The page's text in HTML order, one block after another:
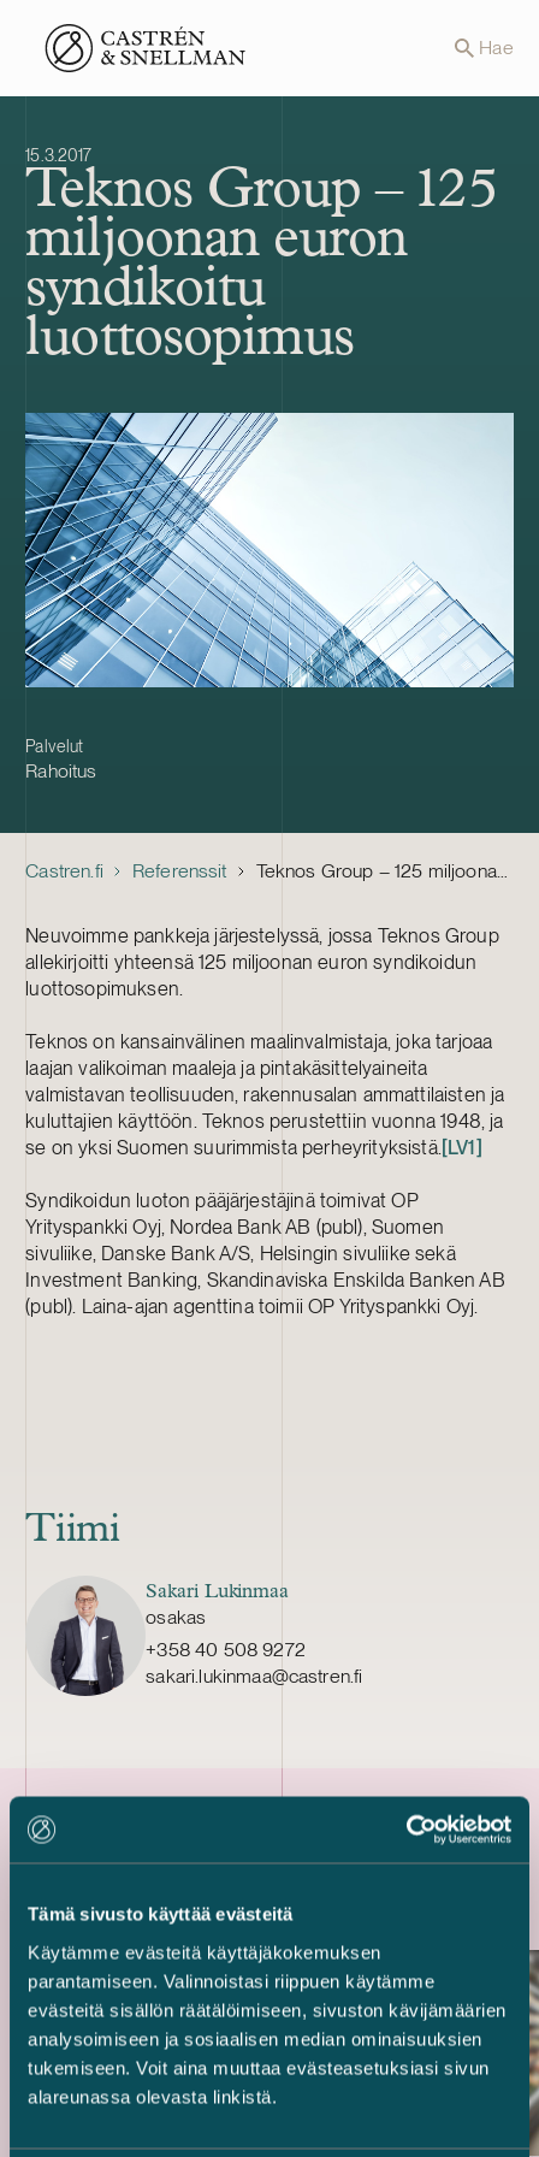
Tämä sivusto käyttää evästeitä
Käytämme evästeitä käyttäjäkokemuksen
parantamiseen. Valinnoistasi riippuen käytämme
evästeitä sisällön räätälöimiseen, sivuston kävijämäärien
analysoimiseen ja sosiaalisen median ominaisuuksien
tukemiseen. Voit aina muuttaa evästeasetuksiasi sivun
alareunassa olevasta linkistä.
Front page Hae
15.3.2017
Teknos Group – 125
miljoonan euron
syndikoitu
luottosopimus
Palvelut
Rahoitus
Castren.fi Referenssit Teknos Group – 125 miljoonan euron syndikoitu luottosopimus
Neuvoimme pankkeja järjestelyssä, jossa Teknos Group
allekirjoitti yhteensä 125 miljoonan euron syndikoidun
luottosopimuksen.
Teknos on kansainvälinen maalinvalmistaja, joka tarjoaa
laajan valikoiman maaleja ja pintakäsittelyaineita
valmistavan teollisuuden, rakennusalan ammattilaisten ja
kuluttajien käyttöön. Teknos perustettiin vuonna 1948, ja
se on yksi Suomen suurimmista perheyrityksistä.[LV1]
Syndikoidun luoton pääjärjestäjinä toimivat OP
Yrityspankki Oyj, Nordea Bank AB (publ), Suomen
sivuliike, Danske Bank A/S, Helsingin sivuliike sekä
Investment Banking, Skandinaviska Enskilda Banken AB
(publ). Laina-ajan agenttina toimii OP Yrityspankki Oyj.
Tiimi
Sakari Lukinmaa
osakas
+358 40 508 9272
sakari.lukinmaa@castren.fi
Uusimmat referenssit